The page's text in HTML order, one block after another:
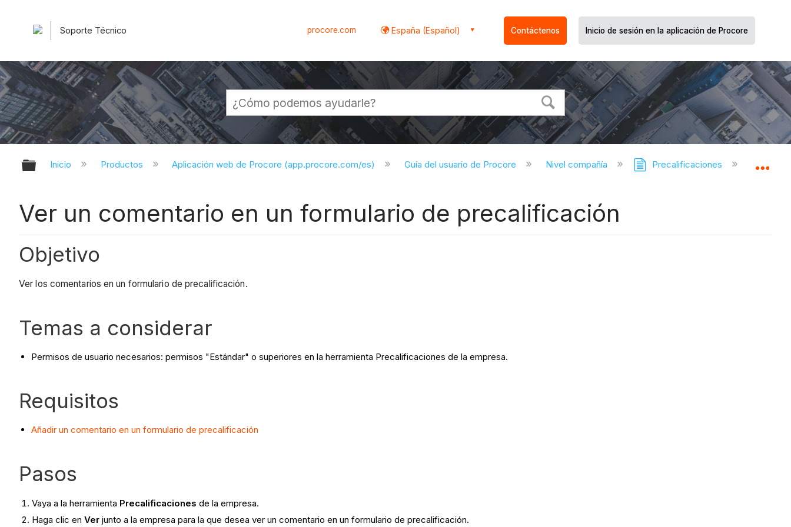
Soporte Técnico procore.com España (Español) Contáctenos Inicio de sesión en la aplicación de Procore
Expandir/contraer jerarquía global
Inicio Productos Aplicación web de Procore (app.procore.com/es) Guía del usuario de Procore Nivel compañía Precalificaciones
Ver un comentario en un formulario de precalificación
Objetivo
Ver los comentarios en un formulario de precalificación.
Temas a considerar
Permisos de usuario necesarios: permisos "Estándar" o superiores en la herramienta Precalificaciones de la empresa.
Requisitos
Añadir un comentario en un formulario de precalificación
Pasos
Vaya a la herramienta Precalificaciones de la empresa.
Haga clic enVer junto a la empresa para la que desea ver un comentario en un formulario de precalificación.